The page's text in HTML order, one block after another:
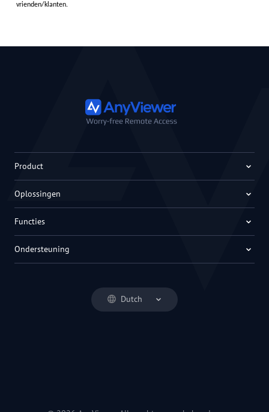
vrienden/klanten.
Dutch
Product
Oplossingen
Functies
Ondersteuning